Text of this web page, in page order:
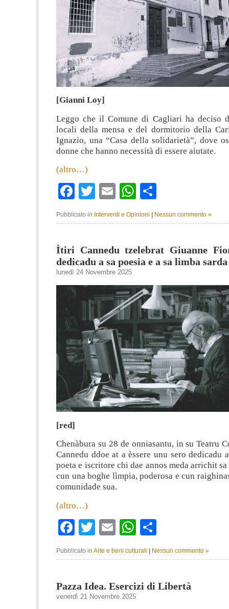
[Gianni Loy]
Leggo che il Comune di Cagliari ha deciso
locali della mensa e del dormitorio della
Ignazio, una “Casa della solidarietà”, dove
donne che hanno necessità di essere aiutate.
(altro…)
Facebook
TwitterEmailWhatsApp
Pubblicato in Interventi e Opinioni Nessun commento »
Ìtiri Cannedu tzelebrat Giuanne
dedicadu a sa poesia e a sa limba sarda
lunedì 24 Novembre 2025
[red]
Chenàbura su 28 de onniasantu, in su Teatru
Cannedu ddoe at a èssere unu sero dedicadu
poeta e iscritore chi dae annos meda arrichit
cun una boghe lìmpia, poderosa e cun
comunidade sua.
(altro…)
Facebook
TwitterEmailWhatsApp
Pubblicato in Arte e beni culturali | Nessun commento »
Pazza Idea. Esercizi di Libertà
venerdì 21 Novembre 2025